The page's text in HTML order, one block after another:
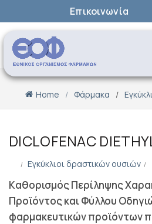
Επικοινωνία
Home Φάρμακα
DICLOFENAC
Εγκύκλιοι δραστικών ουσιών
Kαθορισμός Περίληψης
Προϊόντος και Φύλλου
φαρμακευτικών προϊόντων